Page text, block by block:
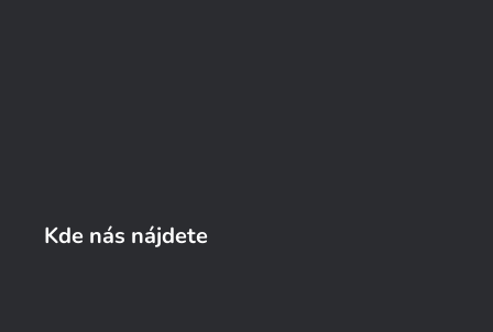
Kde nás nájdete